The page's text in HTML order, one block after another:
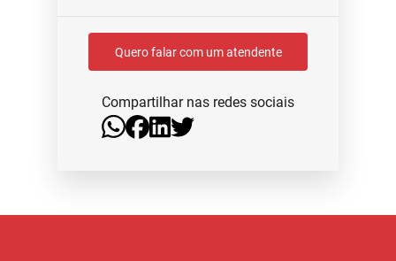
Quero falar com um atendente
Compartilhar nas redes sociais